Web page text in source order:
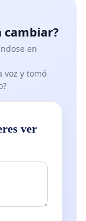
cambiar?
en
voz y tomó
ver